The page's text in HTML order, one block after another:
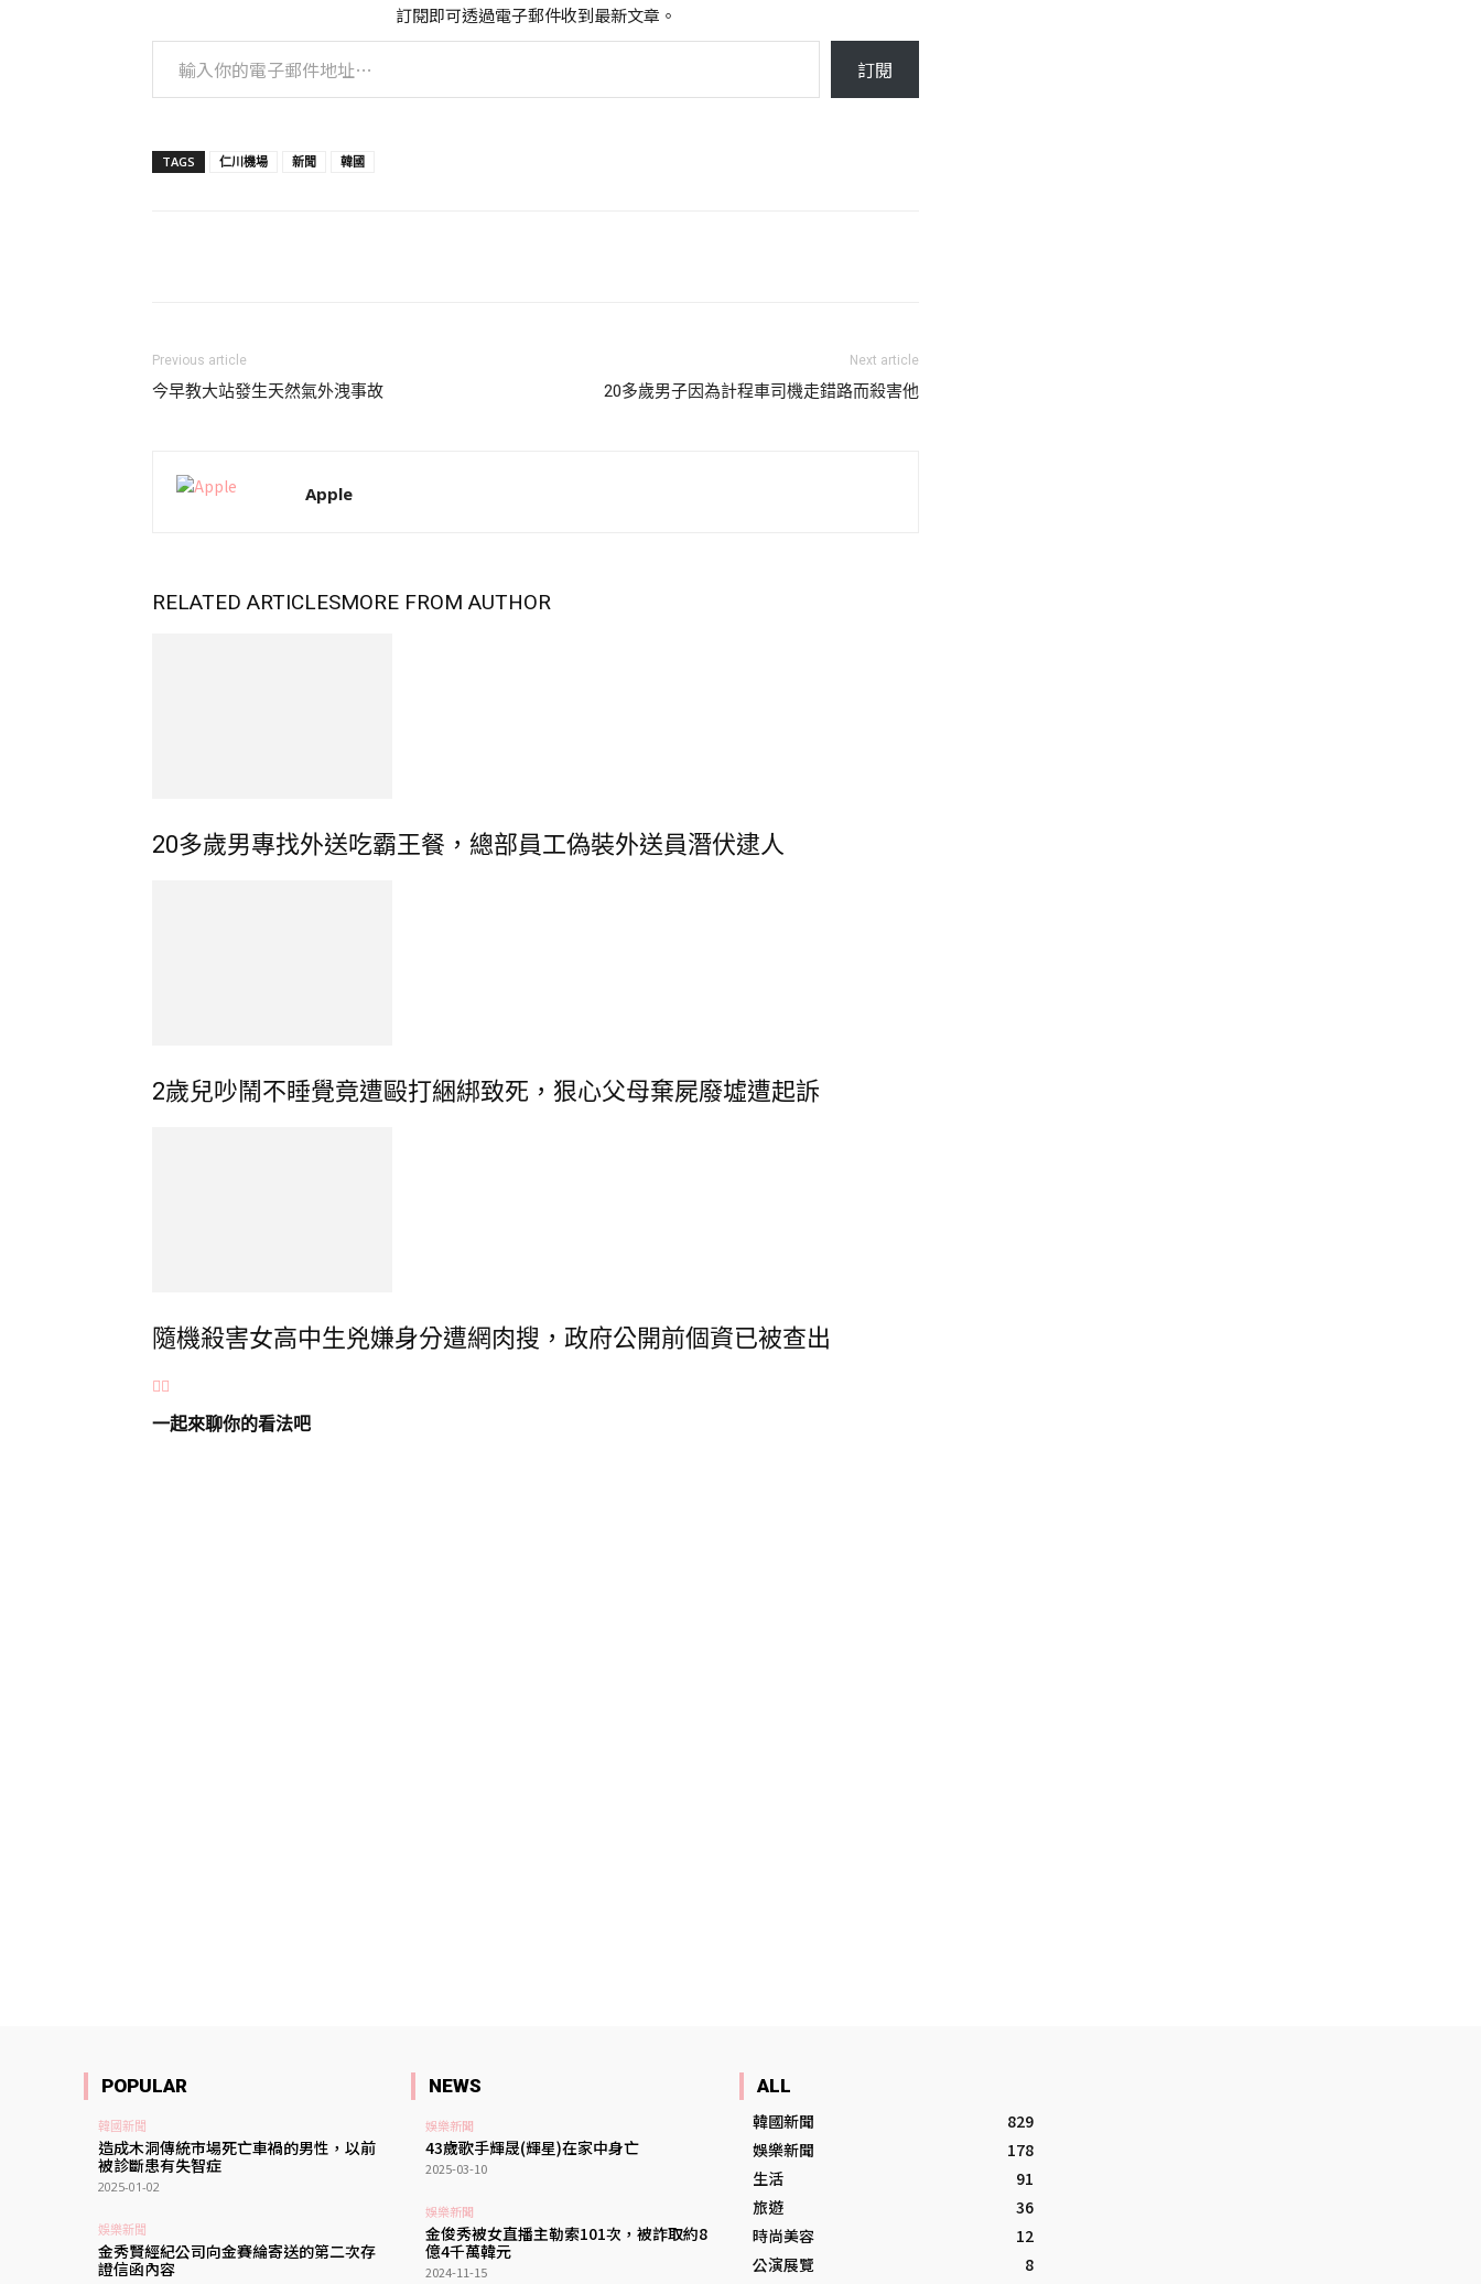
訂閱即可透過電子郵件收到最新文章。
輸入你的電子郵件地址…
訂閱
TAGS 仁川機場 新聞 韓國
Previous article
今早教大站發生天然氣外洩事故
Next article
20多歲男子因為計程車司機走錯路而殺害他
Apple
RELATED ARTICLESMORE FROM AUTHOR
20多歲男專找外送吃霸王餐，總部員工偽裝外送員潛伏逮人
2歲兒吵鬧不睡覺竟遭毆打綑綁致死，狠心父母棄屍廢墟遭起訴
隨機殺害女高中生兇嫌身分遭網肉搜，政府公開前個資已被查出
一起來聊你的看法吧
POPULAR
韓國新聞
造成木洞傳統市場死亡車禍的男性，以前
被診斷患有失智症
2025-01-02
娛樂新聞
金秀賢經紀公司向金賽綸寄送的第二次存
證信函內容
NEWS
娛樂新聞
43歲歌手輝晟(輝星)在家中身亡
2025-03-10
娛樂新聞
金俊秀被女直播主勒索101次，被詐取約8
億4千萬韓元
2024-11-15
ALL
韓國新聞
829
娛樂新聞
178
生活
91
旅遊
36
時尚美容
12
公演展覽
8